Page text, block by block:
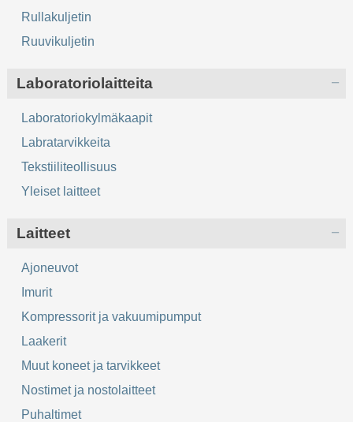
Rullakuljetin
Ruuvikuljetin
Laboratoriolaitteita
Laboratoriokylmäkaapit
Labratarvikkeita
Tekstiiliteollisuus
Yleiset laitteet
Laitteet
Ajoneuvot
Imurit
Kompressorit ja vakuumipumput
Laakerit
Muut koneet ja tarvikkeet
Nostimet ja nostolaitteet
Puhaltimet